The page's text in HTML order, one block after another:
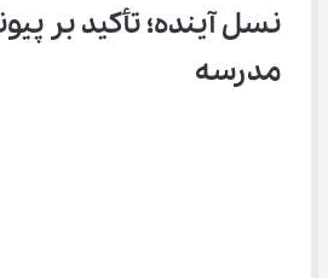
نسل آینده؛ تأکید بر
مدرسه